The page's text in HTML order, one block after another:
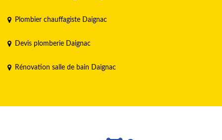
Plombier chauffagiste Daignac
Devis plomberie Daignac
Rénovation salle de bain Daignac